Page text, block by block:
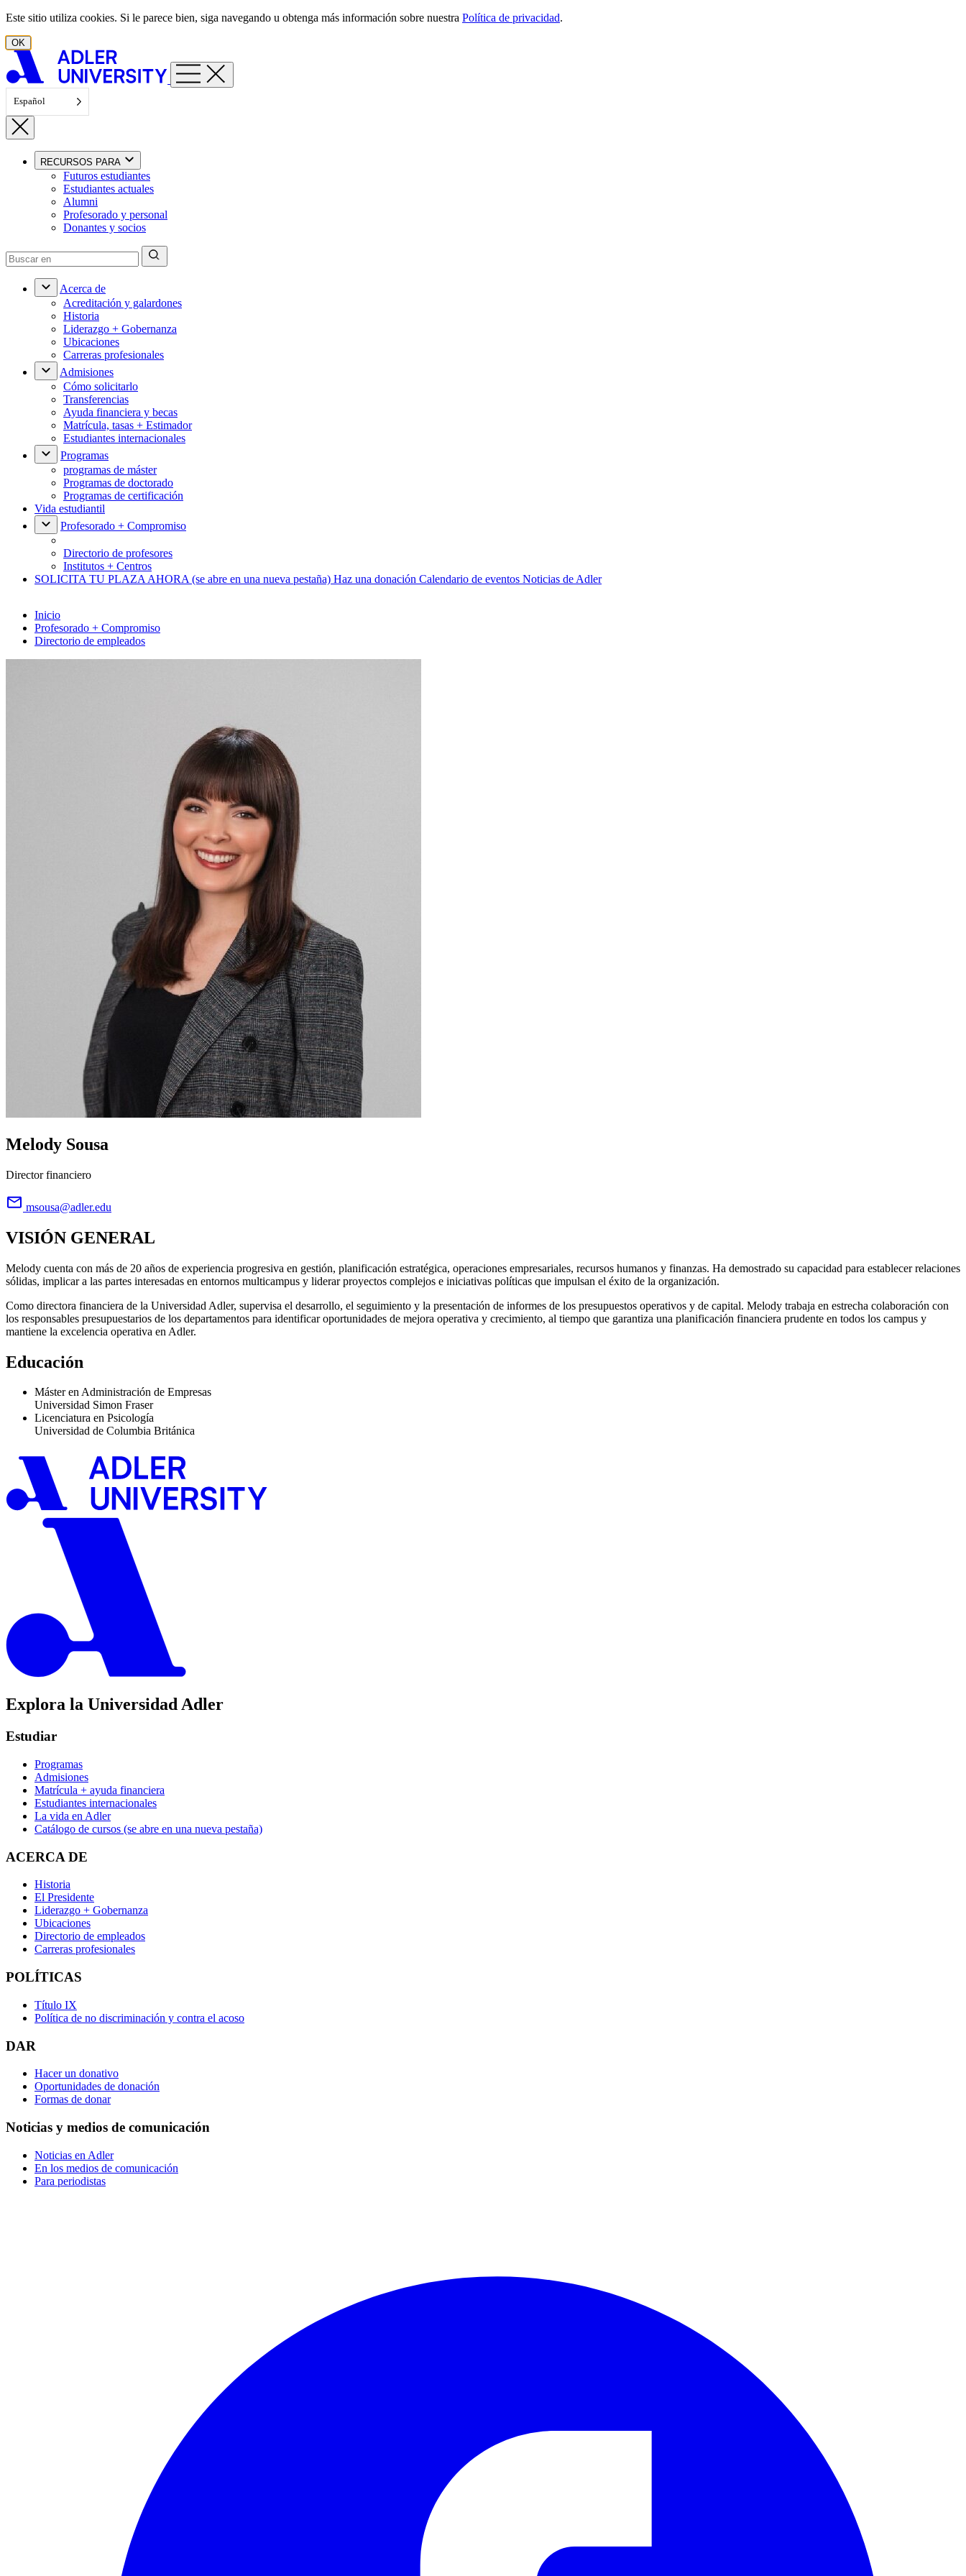
Ir al contenido
Este sitio utiliza cookies. Si le parece bien, siga navegando u obtenga más información sobre nuestra Política de privacidad.
OK
Español
RECURSOS PARA
Futuros estudiantes
Estudiantes actuales
Alumni
Profesorado y personal
Donantes y socios
Acerca de
Acreditación y galardones
Historia
Liderazgo + Gobernanza
Ubicaciones
Carreras profesionales
Admisiones
Cómo solicitarlo
Transferencias
Ayuda financiera y becas
Matrícula, tasas + Estimador
Estudiantes internacionales
Programas
programas de máster
Programas de doctorado
Programas de certificación
Vida estudiantil
Profesorado + Compromiso
Directorio de profesores
Institutos + Centros
SOLICITA TU PLAZA AHORA (se abre en una nueva pestaña) Haz una donación Calendario de eventos Noticias de Adler
Inicio
Profesorado + Compromiso
Directorio de empleados
Melody Sousa
Director financiero
msousa@adler.edu
VISIÓN GENERAL
Melody cuenta con más de 20 años de experiencia progresiva en gestión, planificación estratégica, operaciones empresariales, recursos humanos y finanzas. Ha demostrado su capacidad para establecer relaciones
sólidas, implicar a las partes interesadas en entornos multicampus y liderar proyectos complejos e iniciativas políticas que impulsan el éxito de la organización.
Como directora financiera de la Universidad Adler, supervisa el desarrollo, el seguimiento y la presentación de informes de los presupuestos operativos y de capital. Melody trabaja en estrecha colaboración con
los responsables presupuestarios de los departamentos para identificar oportunidades de mejora operativa y crecimiento, al tiempo que garantiza una planificación financiera prudente en todos los campus y
mantiene la excelencia operativa en Adler.
Educación
Máster en Administración de Empresas
Universidad Simon Fraser
Licenciatura en Psicología
Universidad de Columbia Británica
Explora la Universidad Adler
Estudiar
Programas
Admisiones
Matrícula + ayuda financiera
Estudiantes internacionales
La vida en Adler
Catálogo de cursos (se abre en una nueva pestaña)
ACERCA DE
Historia
El Presidente
Liderazgo + Gobernanza
Ubicaciones
Directorio de empleados
Carreras profesionales
POLÍTICAS
Título IX
Política de no discriminación y contra el acoso
DAR
Hacer un donativo
Oportunidades de donación
Formas de donar
Noticias y medios de comunicación
Noticias en Adler
En los medios de comunicación
Para periodistas